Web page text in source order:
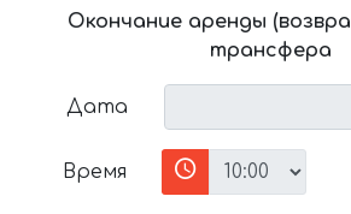
Окончание аренды
трансфера
Дата
Время